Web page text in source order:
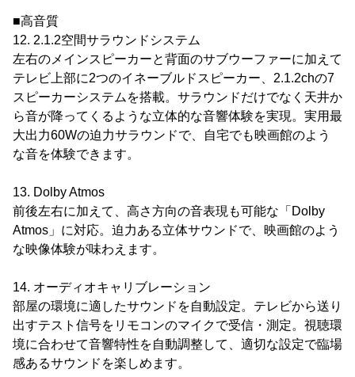
■高音質
12. 2.1.2空間サラウンドシステム
左右のメインスピーカーと背面のサブウーファーに加えて
テレビ上部に2つのイネーブルドスピーカー、2.1.2chの7
スピーカーシステムを搭載。サラウンドだけでなく天井か
ら音が降ってくるような立体的な音響体験を実現。実用最
大出力60Wの迫力サラウンドで、自宅でも映画館のよう
な音を体験できます。
13. Dolby Atmos
前後左右に加えて、高さ方向の音表現も可能な「Dolby
Atmos」に対応。迫力ある立体サウンドで、映画館のよう
な映像体験が味わえます。
14. オーディオキャリブレーション
部屋の環境に適したサウンドを自動設定。テレビから送り
出すテスト信号をリモコンのマイクで受信・測定。視聴環
境に合わせて音響特性を自動調整して、適切な設定で臨場
感あるサウンドを楽しめます。